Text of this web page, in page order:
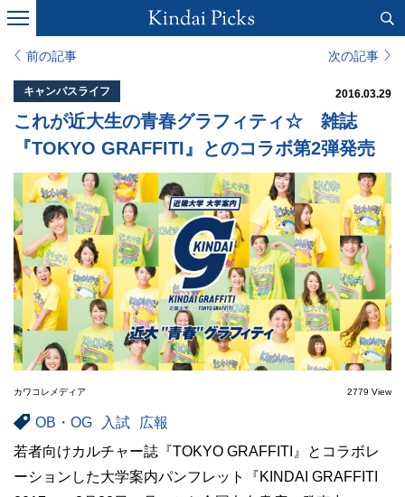
前の記事 次の記事
キャンパスライフ 2016.03.29
これが近大生の青春グラフィティ☆ 雑誌
『TOKYO GRAFFITI』とのコラボ第2弾発売
カワコレメディア 2779 View
OB・OG 入試
広報
若者向けカルチャー誌『TOKYO GRAFFITI』とコラボレ
ーションした大学案内パンフレット『KINDAI GRAFFITI